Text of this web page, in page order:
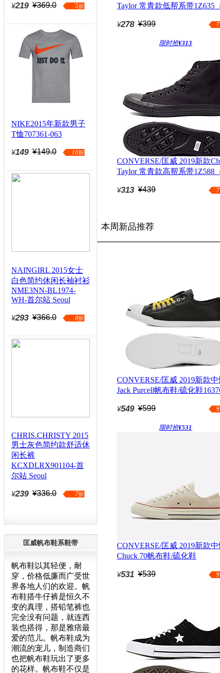
¥219 ¥369.0 5折
NIKE2015年新款男子
T恤707361-063
¥149 ¥149.0 10折
NAINGIRL 2015女士
白色简约休闲长袖衬衫
NME3NN-BL1974-
WH-首尔站 Seoul
¥293 ¥366.0 8折
CHRIS.CHRISTY 2015
男士灰色简约款舒适休
闲长裤
KCXDLRX901104-首
尔站 Seoul
¥239 ¥336.0 7折
匡威帆布鞋系鞋带
帆布鞋以其轻便，耐
穿，价格低廉而广受世
界各地人们的欢迎。帆
布鞋搭牛仔裤是恒久不
变的真理，搭铅笔裤也
完全没有问题，就连西
装也搭得，那是雅痞最
爱的范儿。帆布鞋成为
潮流的宠儿，制造商们
也把帆布鞋玩出了更多
的花样。帆布鞋不仅是
Taylor 常青款低帮系带1Z635
¥278 ¥399
限时抢¥313
CONVERSE/匡威 2019新款
Taylor 常青款高帮系带1Z588
¥313 ¥439
本周新品推荐
CONVERSE/匡威 2019新款
Jack Purcell帆布鞋/硫化鞋
¥549 ¥599
限时抢¥531
CONVERSE/匡威 2019新款
Chuck 70帆布鞋/硫化鞋
¥531 ¥539